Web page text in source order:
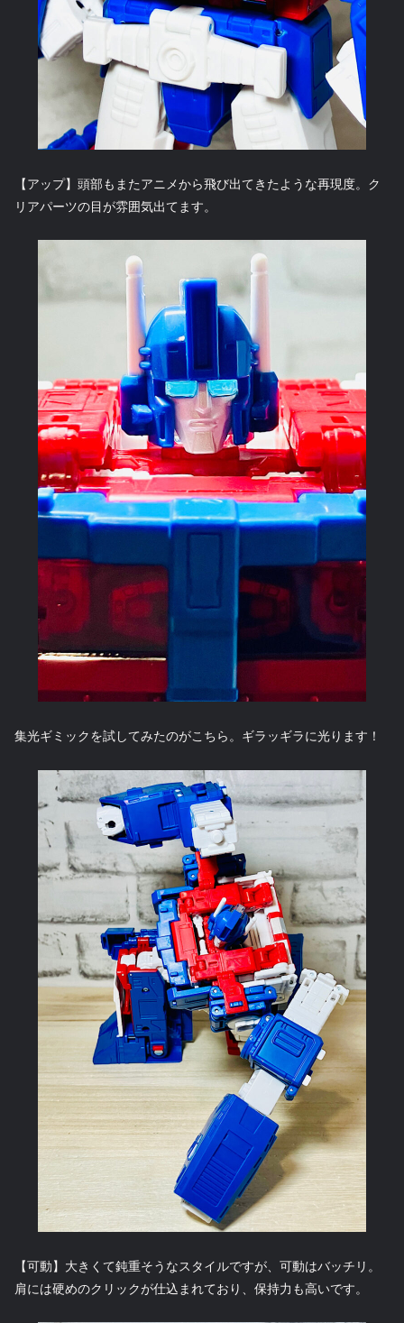
【アップ】頭部もまたアニメから飛び出てきたような再現度。ク
リアパーツの目が雰囲気出てます。
集光ギミックを試してみたのがこちら。ギラッギラに光ります！
【可動】大きくて鈍重そうなスタイルですが、可動はバッチリ。
肩には硬めのクリックが仕込まれており、保持力も高いです。